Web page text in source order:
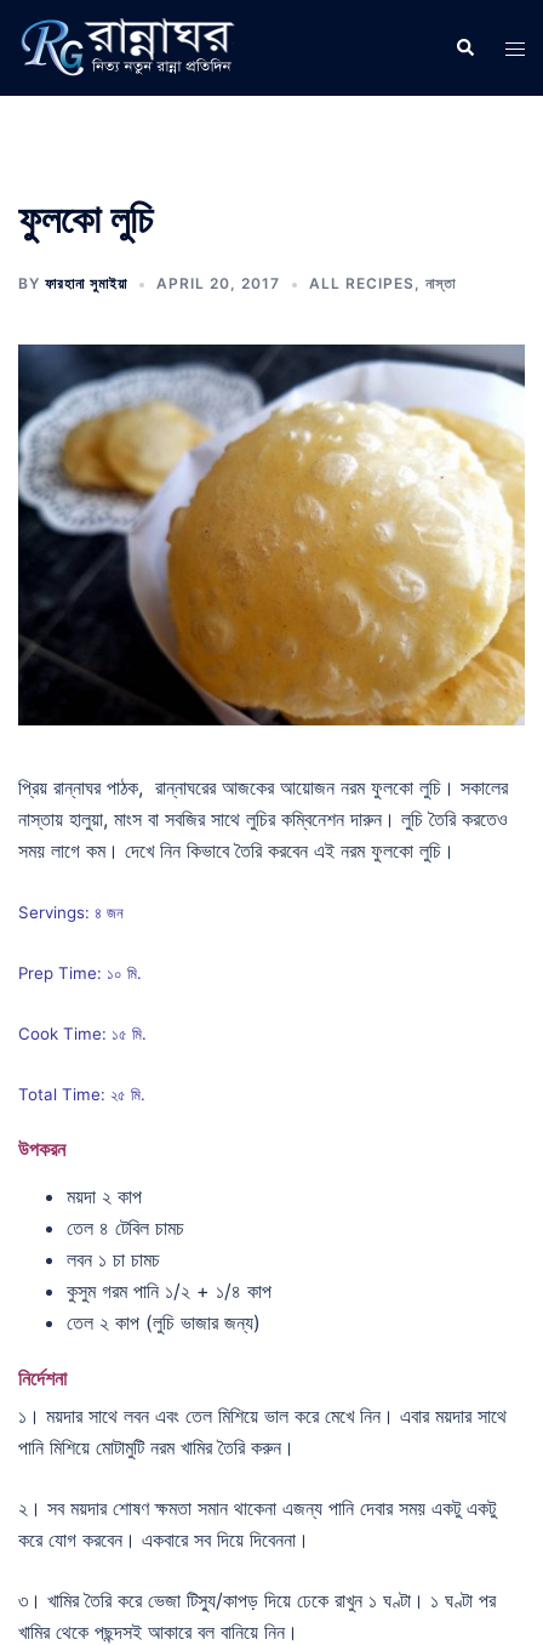
content
Search
ফুলকো লুচি
BY ফারহানা সুমাইয়া APRIL 20, 2017 ALL RECIPES, নাস্তা
প্রিয় রান্নাঘর পাঠক, রান্নাঘরের আজকের আয়োজন নরম ফুলকো লুচি। সকালের
নাস্তায় হালুয়া, মাংস বা সবজির সাথে লুচির কম্বিনেশন দারুন। লুচি তৈরি করতেও
সময় লাগে কম। দেখে নিন কিভাবে তৈরি করবেন এই নরম ফুলকো লুচি।
Servings: ৪ জন
Prep Time: ১০ মি.
Cook Time: ১৫ মি.
Total Time: ২৫ মি.
উপকরন
ময়দা ২ কাপ
তেল ৪ টেবিল চামচ
লবন ১ চা চামচ
কুসুম গরম পানি ১/২ + ১/৪ কাপ
তেল ২ কাপ (লুচি ভাজার জন্য)
নির্দেশনা
১। ময়দার সাথে লবন এবং তেল মিশিয়ে ভাল করে মেখে নিন। এবার ময়দার সাথে
পানি মিশিয়ে মোটামুটি নরম খামির তৈরি করুন।
২। সব ময়দার শোষণ ক্ষমতা সমান থাকেনা এজন্য পানি দেবার সময় একটু একটু
করে যোগ করবেন। একবারে সব দিয়ে দিবেননা।
৩। খামির তৈরি করে ভেজা টিস্যু/কাপড় দিয়ে ঢেকে রাখুন ১ ঘণ্টা। ১ ঘণ্টা পর
খামির থেকে পছন্দসই আকারে বল বানিয়ে নিন।